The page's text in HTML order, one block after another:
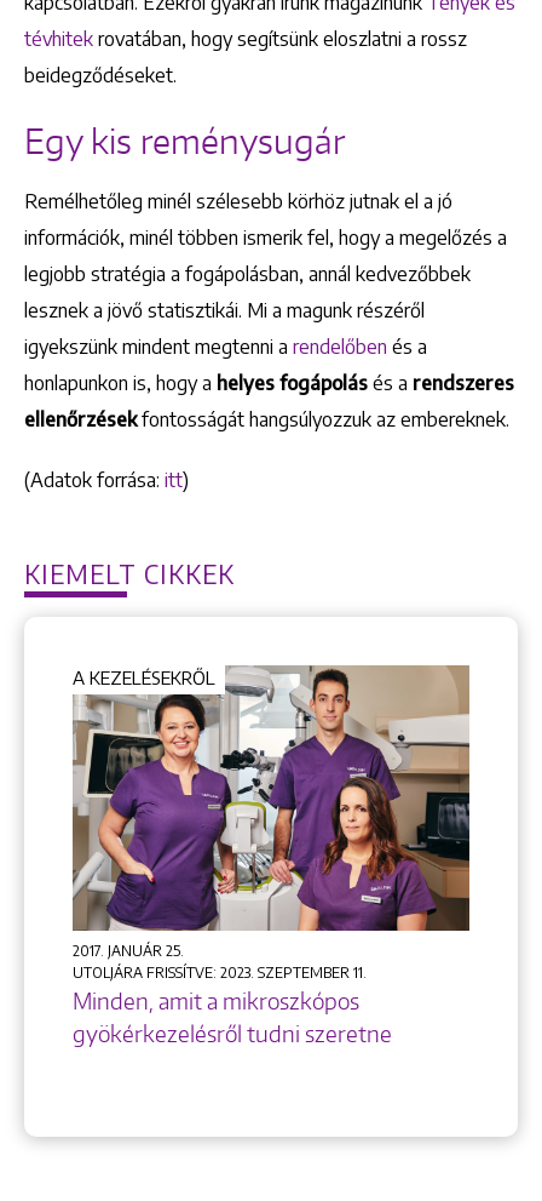
+36 1 222 7250
+36 1 222 9150
1148 Budapest, Örs vezér tere 2.
Keresés
tévhitek rovatában, hogy segítsünk eloszlatni a rossz
beidegződéseket.
Egy kis reménysugár
Remélhetőleg minél szélesebb körhöz jutnak el a jó
információk, minél többen ismerik fel, hogy a megelőzés a
legjobb stratégia a fogápolásban, annál kedvezőbbek
lesznek a jövő statisztikái. Mi a magunk részéről
igyekszünk mindent megtenni a rendelőben és a
honlapunkon is, hogy a helyes fogápolás és a rendszeres
ellenőrzésekfontosságát hangsúlyozzuk az embereknek.
(Adatok forrása: itt)
KIEMELT CIKKEK
A KEZELÉSEKRŐL
2017. JANUÁR 25.
UTOLJÁRA FRISSÍTVE: 2023. SZEPTEMBER 11.
Minden, amit a mikroszkópos
gyökérkezelésről tudni szeretne